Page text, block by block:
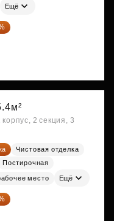
Ещё
2 секция, 3
Чистовая отделка
Постирочная
место Ещё